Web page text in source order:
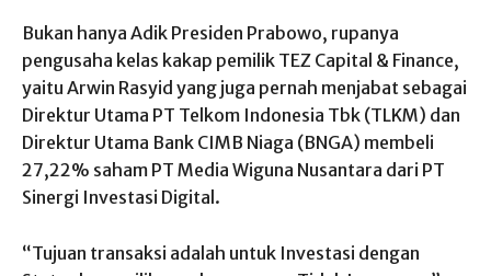
Bukan hanya Adik Presiden Prabowo, rupanya
pengusaha kelas kakap pemilik TEZ Capital & Finance,
yaitu Arwin Rasyid yang juga pernah menjabat sebagai
Direktur Utama PT Telkom Indonesia Tbk (TLKM) dan
Direktur Utama Bank CIMB Niaga (BNGA) membeli
27,22% saham PT Media Wiguna Nusantara dari PT
Sinergi Investasi Digital.
“Tujuan transaksi adalah untuk Investasi dengan